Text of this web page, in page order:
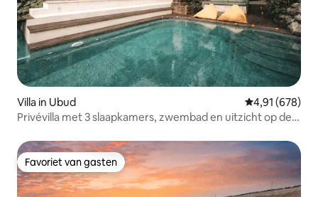
Villa in Ubud Gemiddelde
4,91 (678)
Privévilla met 3 slaapkamers, zwembad en uitzicht op de
Favoriet van gasten
Favoriet van gasten